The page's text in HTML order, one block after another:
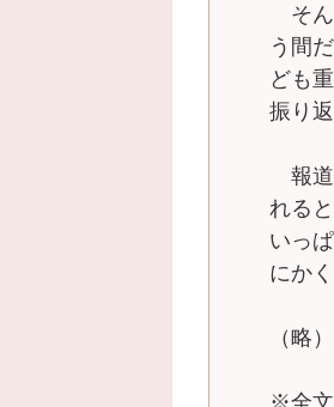
そん
う間
ども
振り返
報道
れる
いっ
にか
（略）
※全文